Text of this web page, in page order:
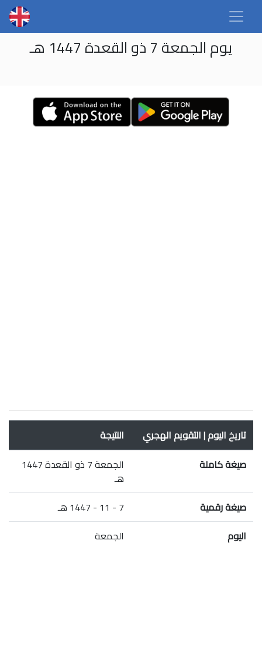
يوم الجمعة 7 ذو القعدة 1447 هـ
تاريخ اليوم | التقويم الهجري
النتيجة
صيغة كاملة
الجمعة 7 ذو القعدة 1447
هـ
صيغة رقمية
7 - 11 - 1447 هـ
اليوم
الجمعة